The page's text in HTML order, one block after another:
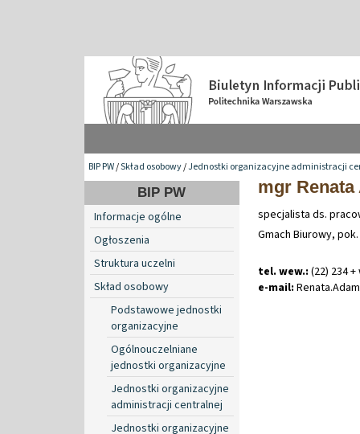
BIP PW/Skład osobowy/Jednostki organizacyjne administracji
BIP PW
Informacje ogólne
Ogłoszenia
Struktura uczelni
Skład osobowy
Podstawowe jednostki
organizacyjne
Ogólnouczelniane
jednostki organizacyjne
Jednostki organizacyjne
administracji centralnej
Jednostki organizacyjne
mgr Renata
specjalista ds.
Gmach Biurowy,
tel. wew.: (22) 234
e-mail: Renata.